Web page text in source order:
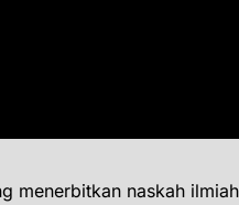
menerbitkan naskah